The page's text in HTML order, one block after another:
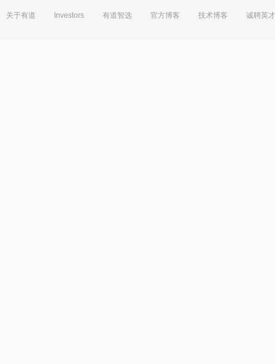
关于有道 Investors 有道智选 官方博客 技术博客 诚聘英才